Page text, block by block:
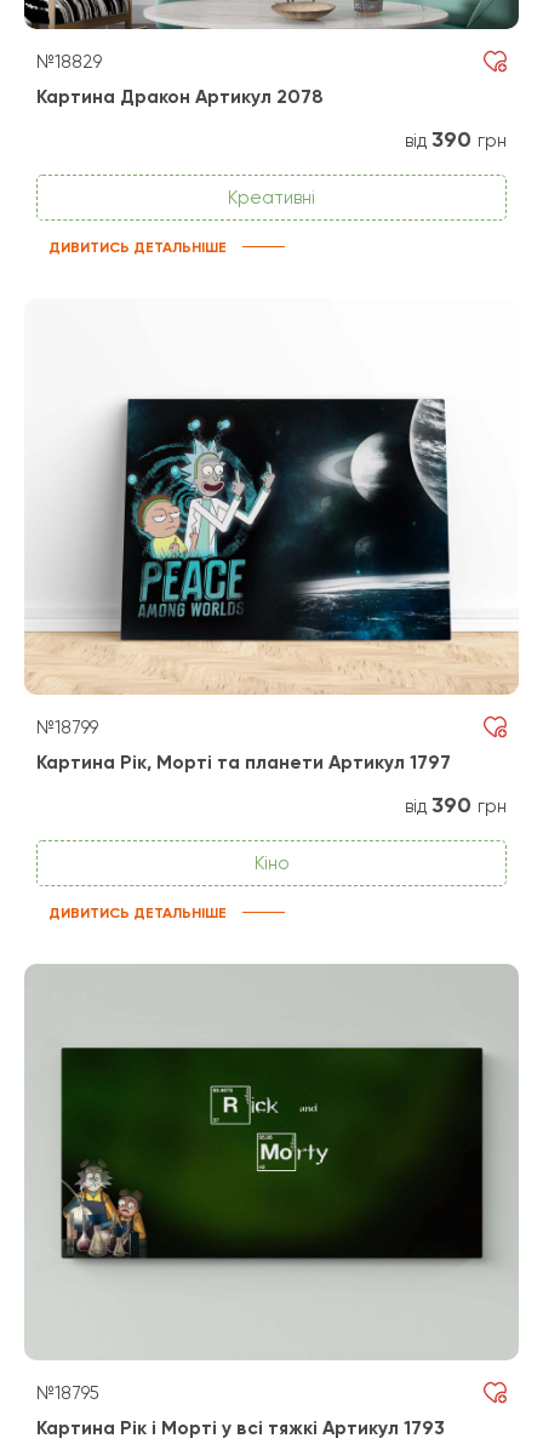
№18829
Картина Дракон Артикул 2078
від 390 грн
Креативні
ДИВИТИСЬ ДЕТАЛЬНІШЕ
№18799
Картина Рік, Морті та планети Артикул 1797
від 390 грн
Кіно
ДИВИТИСЬ ДЕТАЛЬНІШЕ
№18795
Картина Рік і Морті у всі тяжкі Артикул 1793